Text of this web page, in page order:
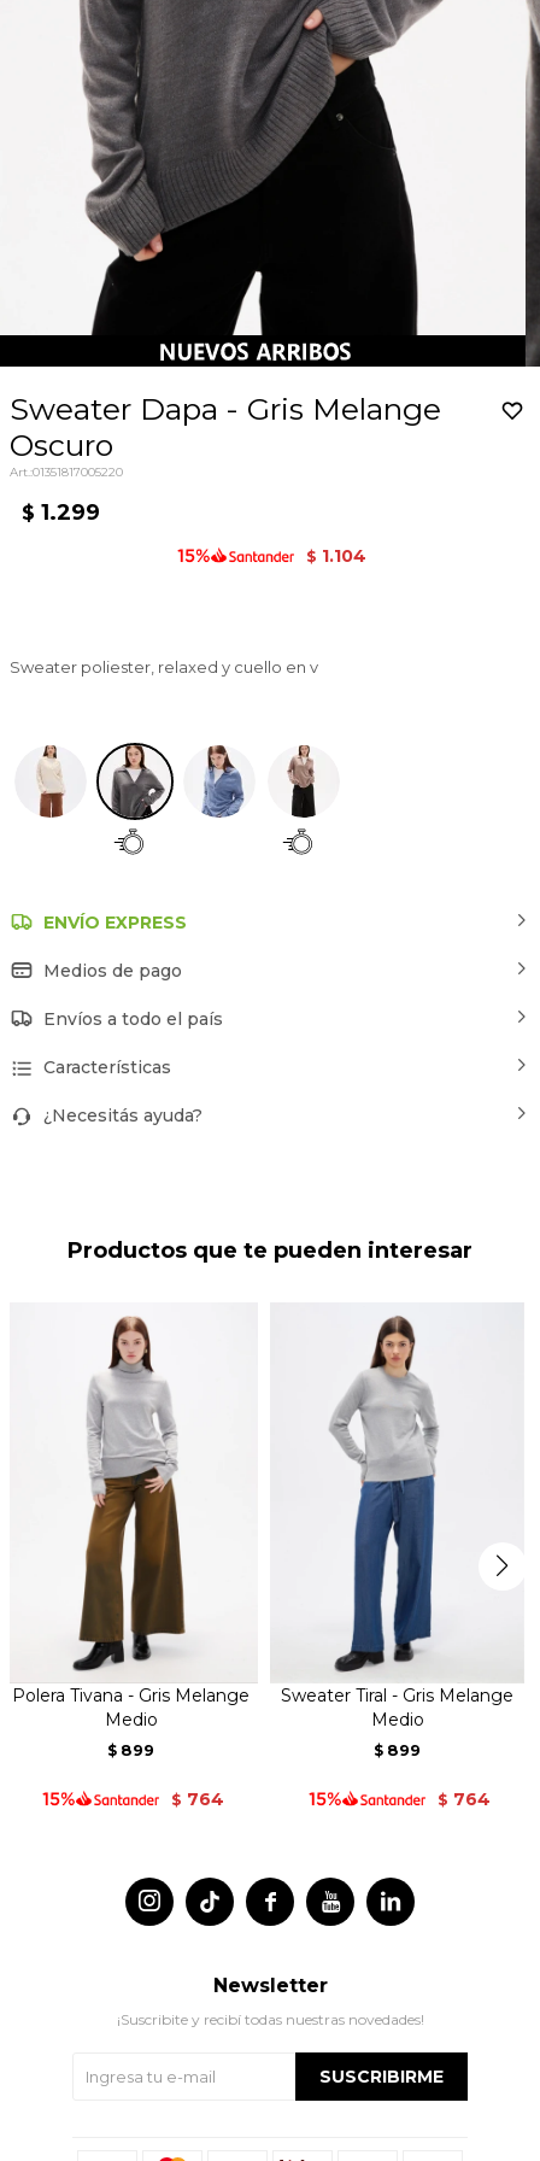
Sweater Dapa - Gris Melange
Oscuro
01351817005220
$ 1.299
$ 1.104
Sweater poliester, relaxed y cuello en v
ENVÍO EXPRESS
Medios de pago
Envíos a todo el país
Características
¿Necesitás ayuda?
Productos que te pueden interesar
Polera Tivana - Gris Melange
Medio
$ 899
$ 764
Sweater Tiral - Gris Melange
Medio
$ 899
$ 764
 
 
Newsletter
¡Suscribite y recibí todas nuestras novedades!
SUSCRIBIRME